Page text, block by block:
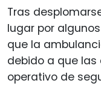
Tras
lugar por
que la
debido a que
operativo de